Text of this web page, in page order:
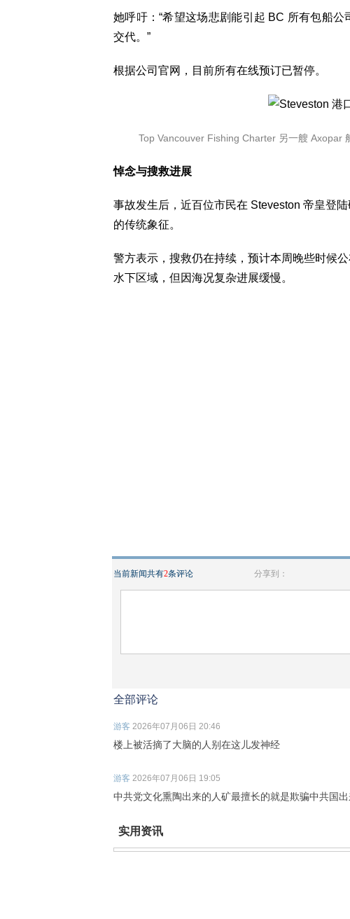
她呼吁：“希望这场悲剧能引起 BC 所有包船
交代。”
根据公司官网，目前所有在线预订已暂停。
Top Vancouver Fishing Charter 另一艘 Axopar
悼念与搜救进展
事故发生后，近百位市民在 Steveston 帝皇登
的传统象征。
警方表示，搜救仍在持续，预计本周晚些时候
水下区域，但因海况复杂进展缓慢。
当前新闻共有2条评论 分享到：
全部评论
游客 2026年07月06日 20:46
楼上被活摘了大脑的人别在这儿发神经
游客 2026年07月06日 19:05
中共党文化熏陶出来的人矿最擅长的就是欺骗中共国
实用资讯